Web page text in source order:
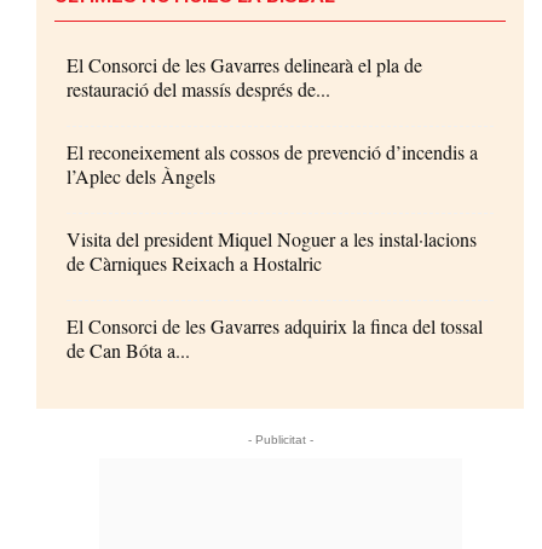
El Consorci de les Gavarres delinearà el pla de
restauració del massís després de...
El reconeixement als cossos de prevenció d’incendis a
l’Aplec dels Àngels
Visita del president Miquel Noguer a les instal·lacions
de Càrniques Reixach a Hostalric
El Consorci de les Gavarres adquirix la finca del tossal
de Can Bóta a...
- Publicitat -